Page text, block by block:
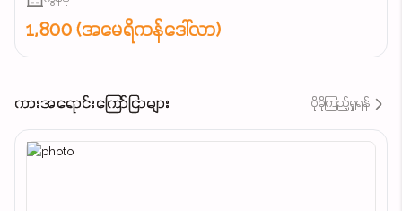
1,800 (အမေရိကန်ဒေါ်လာ)
ကားအရောင်းကြော်ငြာများ ပိုမိုကြည့်ရှုရန်